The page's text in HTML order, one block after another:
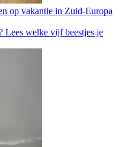
op vakantie in Zuid-Europa
Lees welke vijf beestjes je